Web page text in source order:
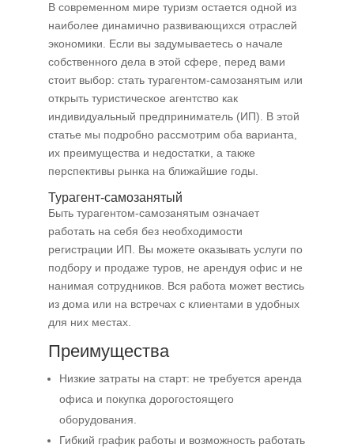
В современном мире туризм остается одной из
наиболее динамично развивающихся отраслей
экономики. Если вы задумываетесь о начале
собственного дела в этой сфере, перед вами
стоит выбор: стать турагентом-самозанятым или
открыть туристическое агентство как
индивидуальный предприниматель (ИП). В этой
статье мы подробно рассмотрим оба варианта,
их преимущества и недостатки, а также
перспективы рынка на ближайшие годы.
Турагент-самозанятый
Быть турагентом-самозанятым означает
работать на себя без необходимости
регистрации ИП. Вы можете оказывать услуги по
подбору и продаже туров, не арендуя офис и не
нанимая сотрудников. Вся работа может вестись
из дома или на встречах с клиентами в удобных
для них местах.
Преимущества
Низкие затраты на старт: не требуется аренда
офиса и покупка дорогостоящего
оборудования.
Гибкий график работы и возможность работать